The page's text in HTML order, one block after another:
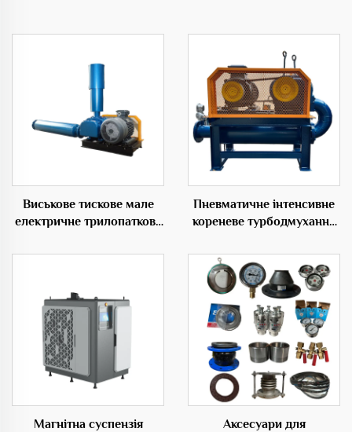
Виськове тискове мале
електричне трилопаткове
рибальських ферм
Пневматичне інтенсивне
кореневе турбодмухання
необхідного розділення
коренів
Магнітна суспензія
Аксесуари для